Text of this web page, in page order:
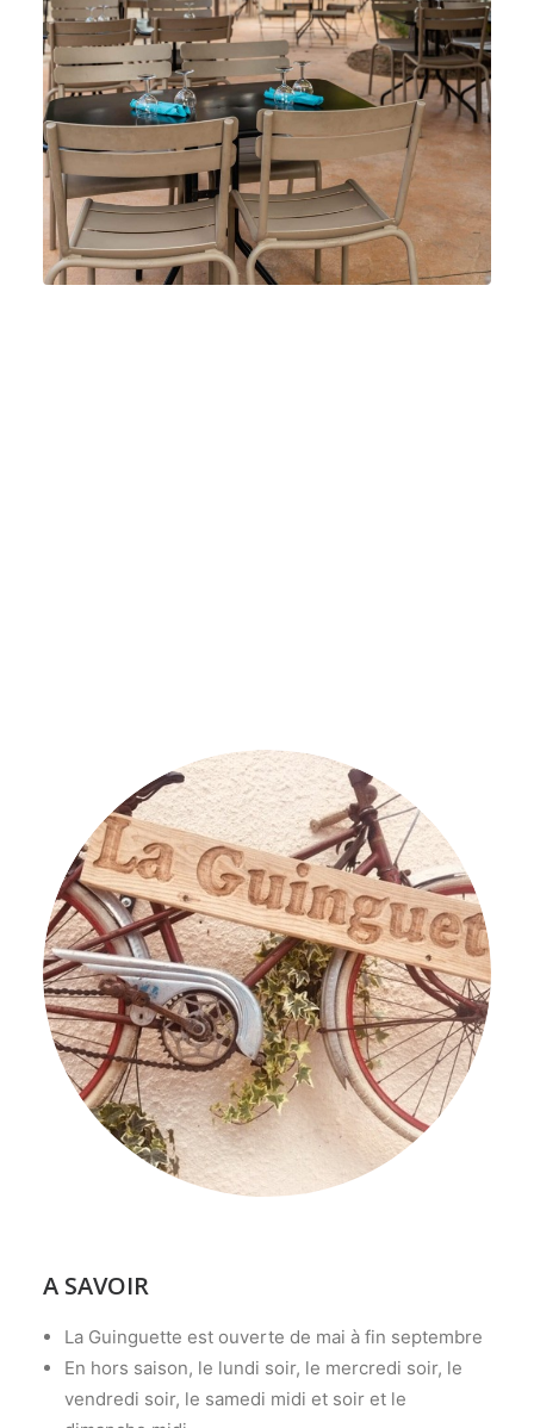
A SAVOIR
La Guinguette est ouverte de mai à fin septembre
En hors saison, le lundi soir, le mercredi soir, le
vendredi soir, le samedi midi et soir et le